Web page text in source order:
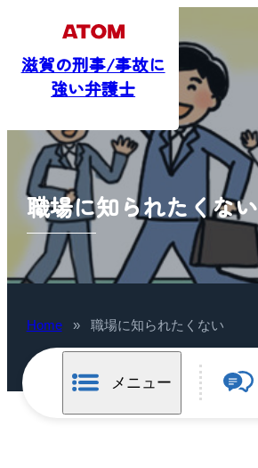
滋賀の刑事/事故に
職場に知られたくない
Home » 職場に知られたくない
メニュー